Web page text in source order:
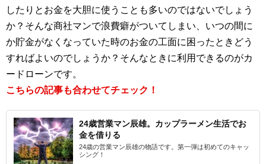
したりとお金を大胆に使うことも多いのではないでしょう
か？そんな商社マンで浪費癖がついてしまい、いつの間に
か貯金がなくなっていた時のお金の工面に困ったときどう
すればよいのでしょうか？そんなときに利用できるのがカ
ードローンです。
こちらの記事も合わせてチェック！
24歳営業マン辰雄。カップラーメン生活でお
金を借りる
24歳の営業マン辰雄の物語です。第一弾は初めてのキャッ
シング！